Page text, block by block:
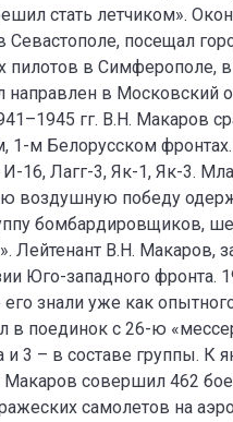
стать летчиком».
посещал
в Симферополе, в
в Московский
гг. В.Н. Макаров
м Белорусском
16, Лагг-3, Як-1, Як-3.
воздушную победу
бомбардировщиков,
В.Н. Макаров,
Юго-западного
знали уже как
в поединок с 26-ю
3 – в составе группы. К
Макаров совершил 462
самолетов на